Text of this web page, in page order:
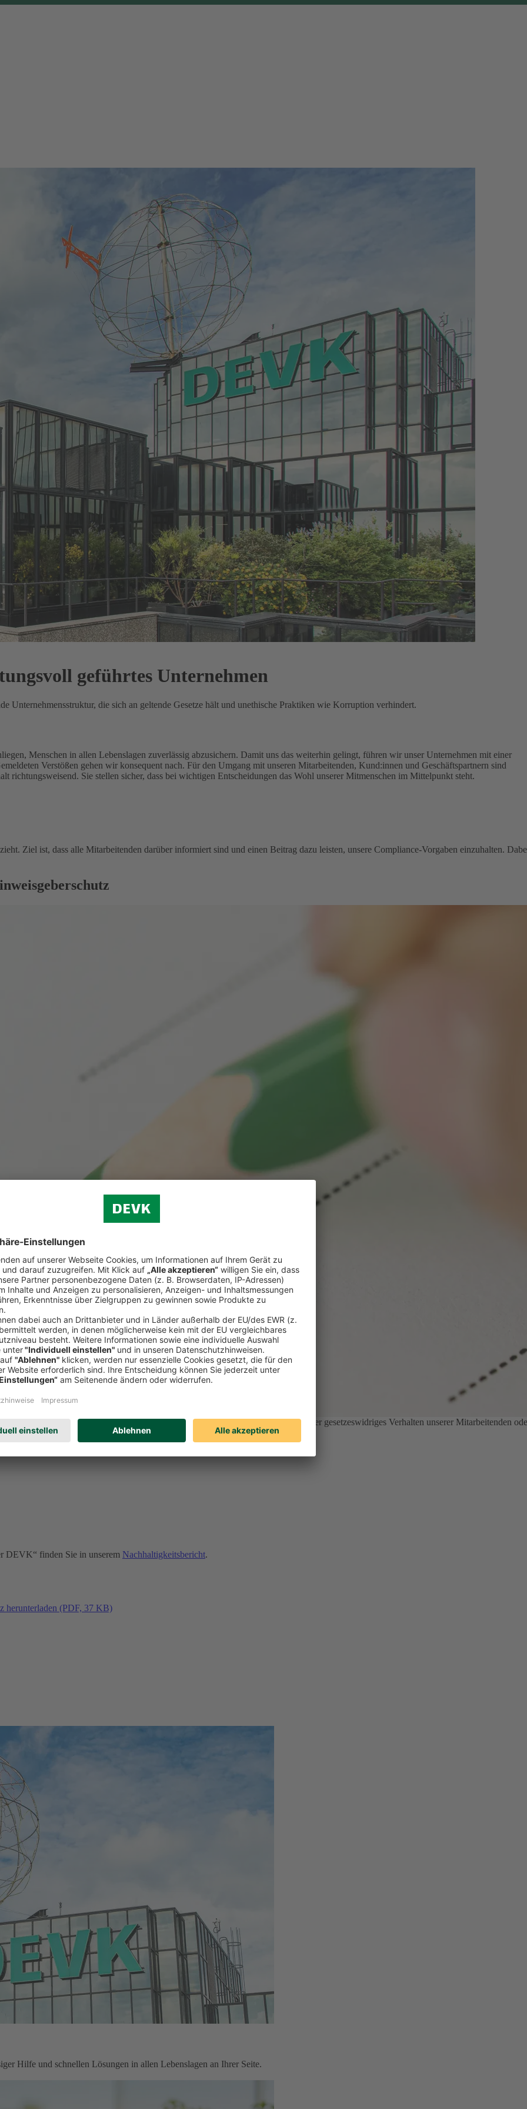
geführtes Unternehmen
Unternehmensstruktur, die sich an geltende Gesetze hält und unethische Praktiken wie Korruption verhindert.
Menschen in allen Lebenslagen zuverlässig abzusichern. Damit uns das weiterhin gelingt, führen wir unser Unternehmen mit einer
Verstößen gehen wir konsequent nach. Für den Umgang mit unseren Mitarbeitenden, Kund:innen und Geschäftspartnern sind
richtungsweisend. Sie stellen sicher, dass bei wichtigen Entscheidungen das Wohl unserer Mitmenschen im Mittelpunkt steht.
Ziel ist, dass alle Mitarbeitenden darüber informiert sind und einen Beitrag dazu leisten, unsere Compliance-Vorgaben einzuhalten.
wichtige Rolle. Sollte es dennoch zu Verstößen kommen, kann unethisches oder gesetzeswidriges Verhalten unserer Mitarbeitenden
Erfahren Sie auf unserer Compliance-Seite u. a.:
DEVK“ finden Sie in unserem Nachhaltigkeitsbericht.
herunterladen (PDF, 37 KB)
Hilfe und schnellen Lösungen in allen Lebenslagen an Ihrer Seite.